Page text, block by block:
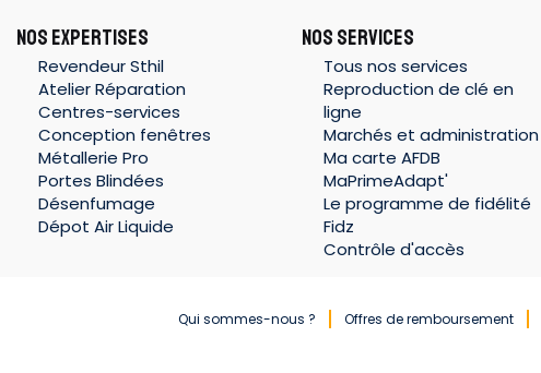
NOS EXPERTISES
Revendeur Sthil
Atelier Réparation
Centres-services
Conception fenêtres
Métallerie Pro
Portes Blindées
Désenfumage
Dépot Air Liquide
NOS SERVICES
Tous nos services
Reproduction de clé en
ligne
Marchés et administration
Ma carte AFDB
MaPrimeAdapt'
Le programme de fidélité
Fidz
Contrôle d'accès
Qui sommes-nous ? Offres de remboursement